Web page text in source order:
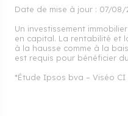
Date de mise à jour : 07/08/
Un investissement
en capital. La rentabilité et
à la hausse comme à la
est requis pour bénéficier
*Étude Ipsos bva – Viséo CI